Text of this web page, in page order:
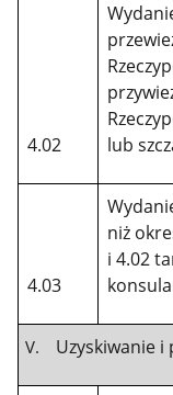
4.02
lub
4.03
niż
i 4.02
Uzyskiwanie